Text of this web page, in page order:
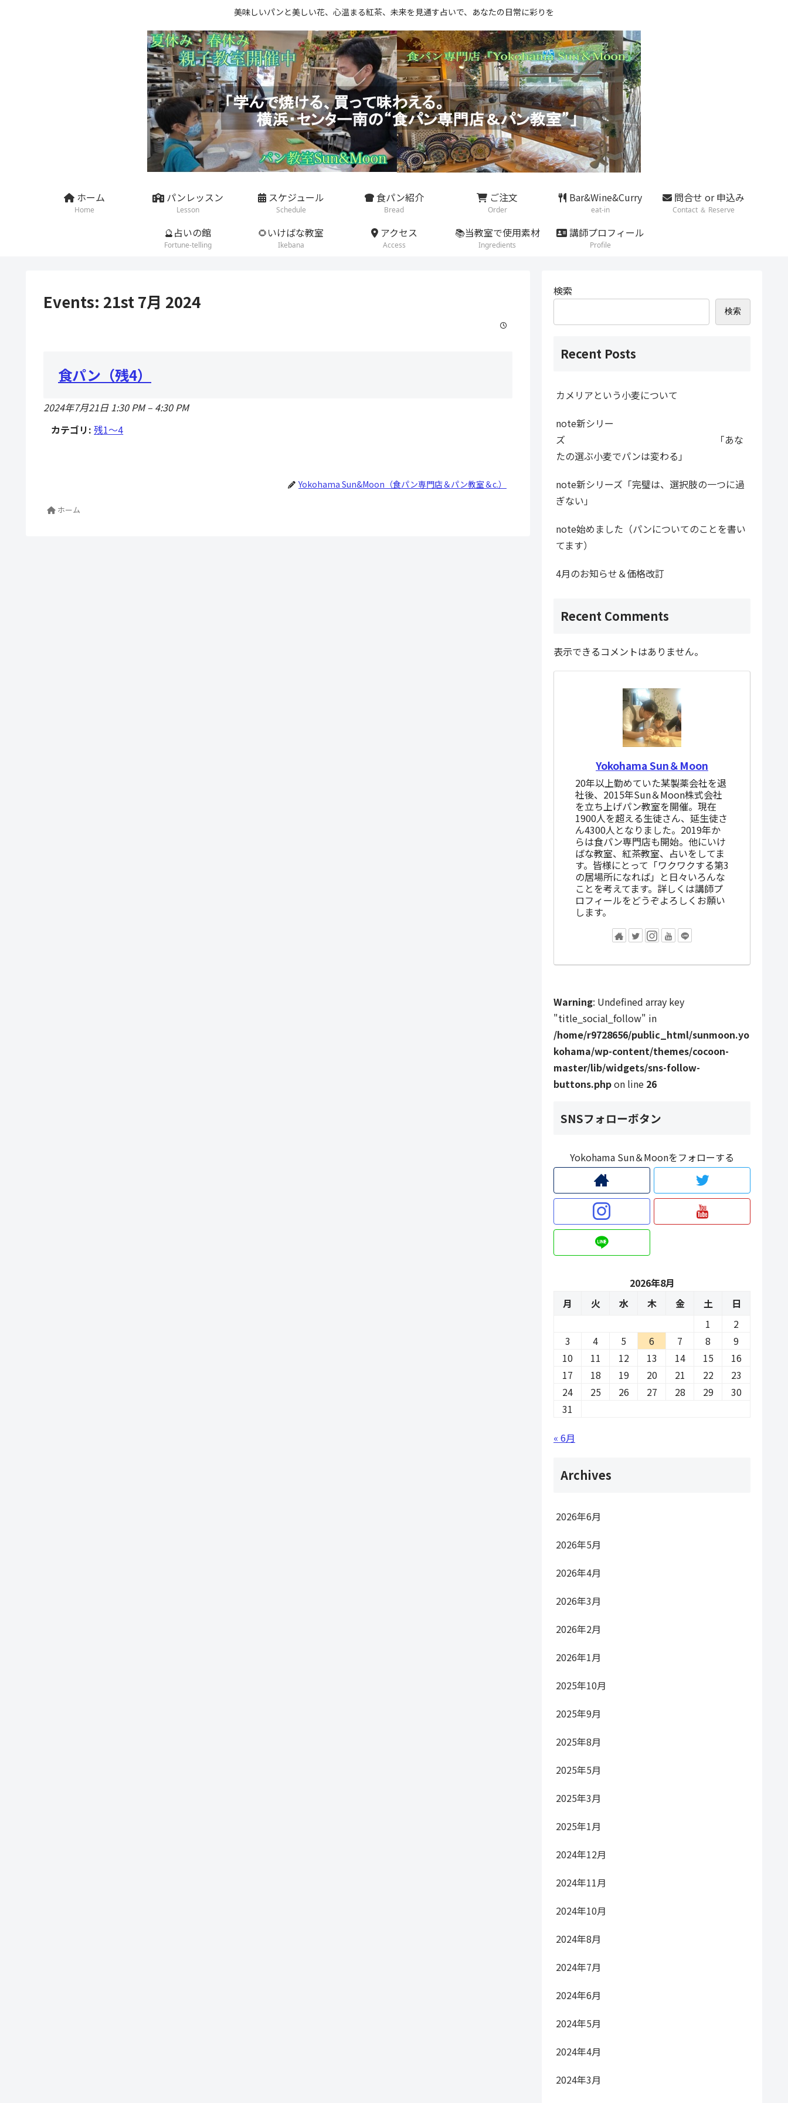
美味しいパンと美しい花、心温まる紅茶、未来を見通す占いで、あなたの日常に彩りを
ホーム
Home
パンレッスン
Lesson
スケジュール
Schedule
食パン紹介
Bread
ご注文
Order
Bar&Wine&Curry
eat-in
問合せ or 申込み
Contact ＆ Reserve
🔮占いの館
Fortune-telling
🌻いけばな教室
Ikebana
アクセス
Access
📚当教室で使用素材
Ingredients
講師プロフィール
Profile
Events: 21st 7月 2024
食パン（残4）
2024年7月21日 1:30 PM– 4:30 PM
カテゴリ: 残1〜4
Yokohama Sun&Moon（食パン専門店＆パン教室＆c.）
ホーム
検索
検索
Recent Posts
カメリアという小麦について
note新シリー
ズ 「あな
たの選ぶ小麦でパンは変わる」
note新シリーズ「完璧は、選択肢の一つに過
ぎない」
note始めました（パンについてのことを書い
てます）
4月のお知らせ＆価格改訂
Recent Comments
表示できるコメントはありません。
Yokohama Sun＆Moon
20年以上勤めていた某製薬会社を退
社後、2015年Sun＆Moon株式会社
を立ち上げパン教室を開催。現在
1900人を超える生徒さん、延生徒さ
ん4300人となりました。2019年か
らは食パン専門店も開始。他にいけ
ばな教室、紅茶教室、占いをしてま
す。皆様にとって「ワクワクする第3
の居場所になれば」と日々いろんな
ことを考えてます。詳しくは講師プ
ロフィールをどうぞよろしくお願い
します。
Warning: Undefined array key
"title_social_follow" in
/home/r9728656/public_html/sunmoon.yo
kohama/wp-content/themes/cocoon-
master/lib/widgets/sns-follow-
buttons.phpon line 26
SNSフォローボタン
Yokohama Sun＆Moonをフォローする
2026年8月
月
火 水 木 金 土
日
1
2
3
4 5 6 7 8
9
10
11 12 13 14 15
16
17
18 19 20 21 22
23
24
25 26 27 28 29
30
31
« 6月
Archives
2026年6月
2026年5月
2026年4月
2026年3月
2026年2月
2026年1月
2025年10月
2025年9月
2025年8月
2025年5月
2025年3月
2025年1月
2024年12月
2024年11月
2024年10月
2024年8月
2024年7月
2024年6月
2024年5月
2024年4月
2024年3月